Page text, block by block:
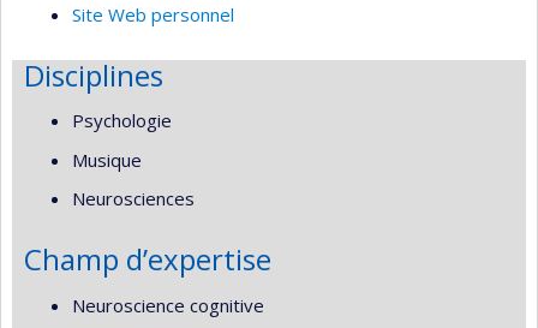
Site Web personnel
Disciplines
Psychologie
Musique
Neurosciences
Champ d’expertise
Neuroscience cognitive